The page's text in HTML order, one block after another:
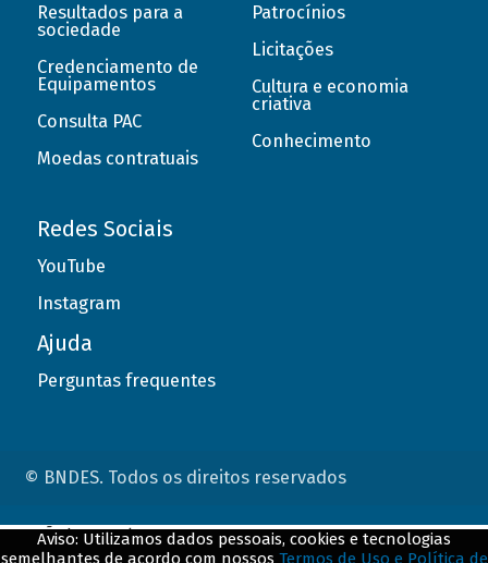
Resultados para a
sociedade
Credenciamento de
Equipamentos
Consulta PAC
Moedas contratuais
Patrocínios
Licitações
Cultura e economia
criativa
Conhecimento
Redes Sociais
YouTube
Instagram
Ajuda
Perguntas frequentes
© BNDES. Todos os direitos reservados
Aviso: Utilizamos dados pessoais, cookies e tecnologias
semelhantes de acordo com nossos Termos de Uso e Política de
ConteÃºdo complementar